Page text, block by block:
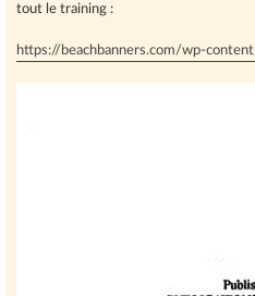
tout le training :
https://beachbanners.com/wp-